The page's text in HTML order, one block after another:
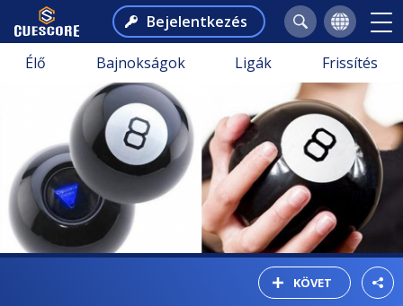
Bejelentkezés
Élő Bajnokságok Ligák Frissítés
KÖVET